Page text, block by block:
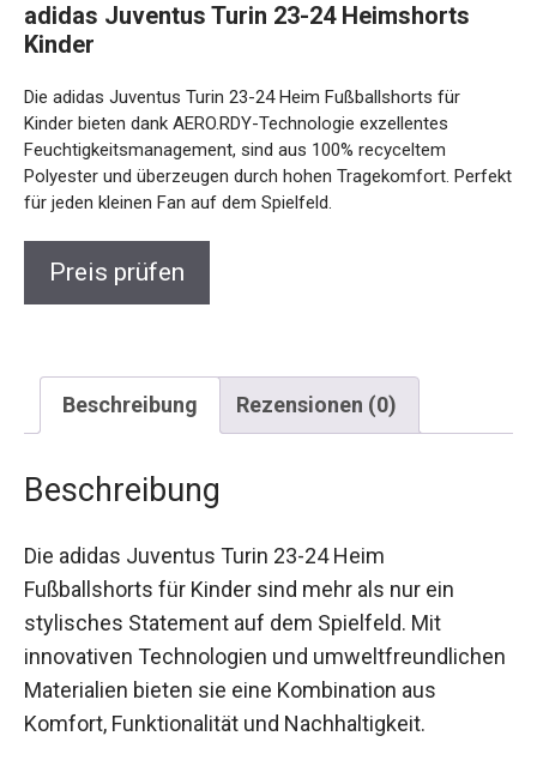
Kinder
Kinder bieten dank AERO.RDY-Technologie exzellentes
Feuchtigkeitsmanagement, sind aus 100% recyceltem
Polyester und überzeugen durch hohen Tragekomfort.
Perfekt für jeden kleinen Fan auf dem Spielfeld.
Beschreibung Rezensionen (0)
Beschreibung
Fußballshorts für Kinder sind mehr als nur ein
stylisches Statement auf dem Spielfeld. Mit
innovativen Technologien und
umweltfreundlichen Materialien bieten sie eine
Kombination aus Komfort, Funktionalität und
Nachhaltigkeit.